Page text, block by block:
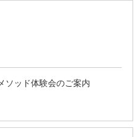
ソッド体験会のご案内